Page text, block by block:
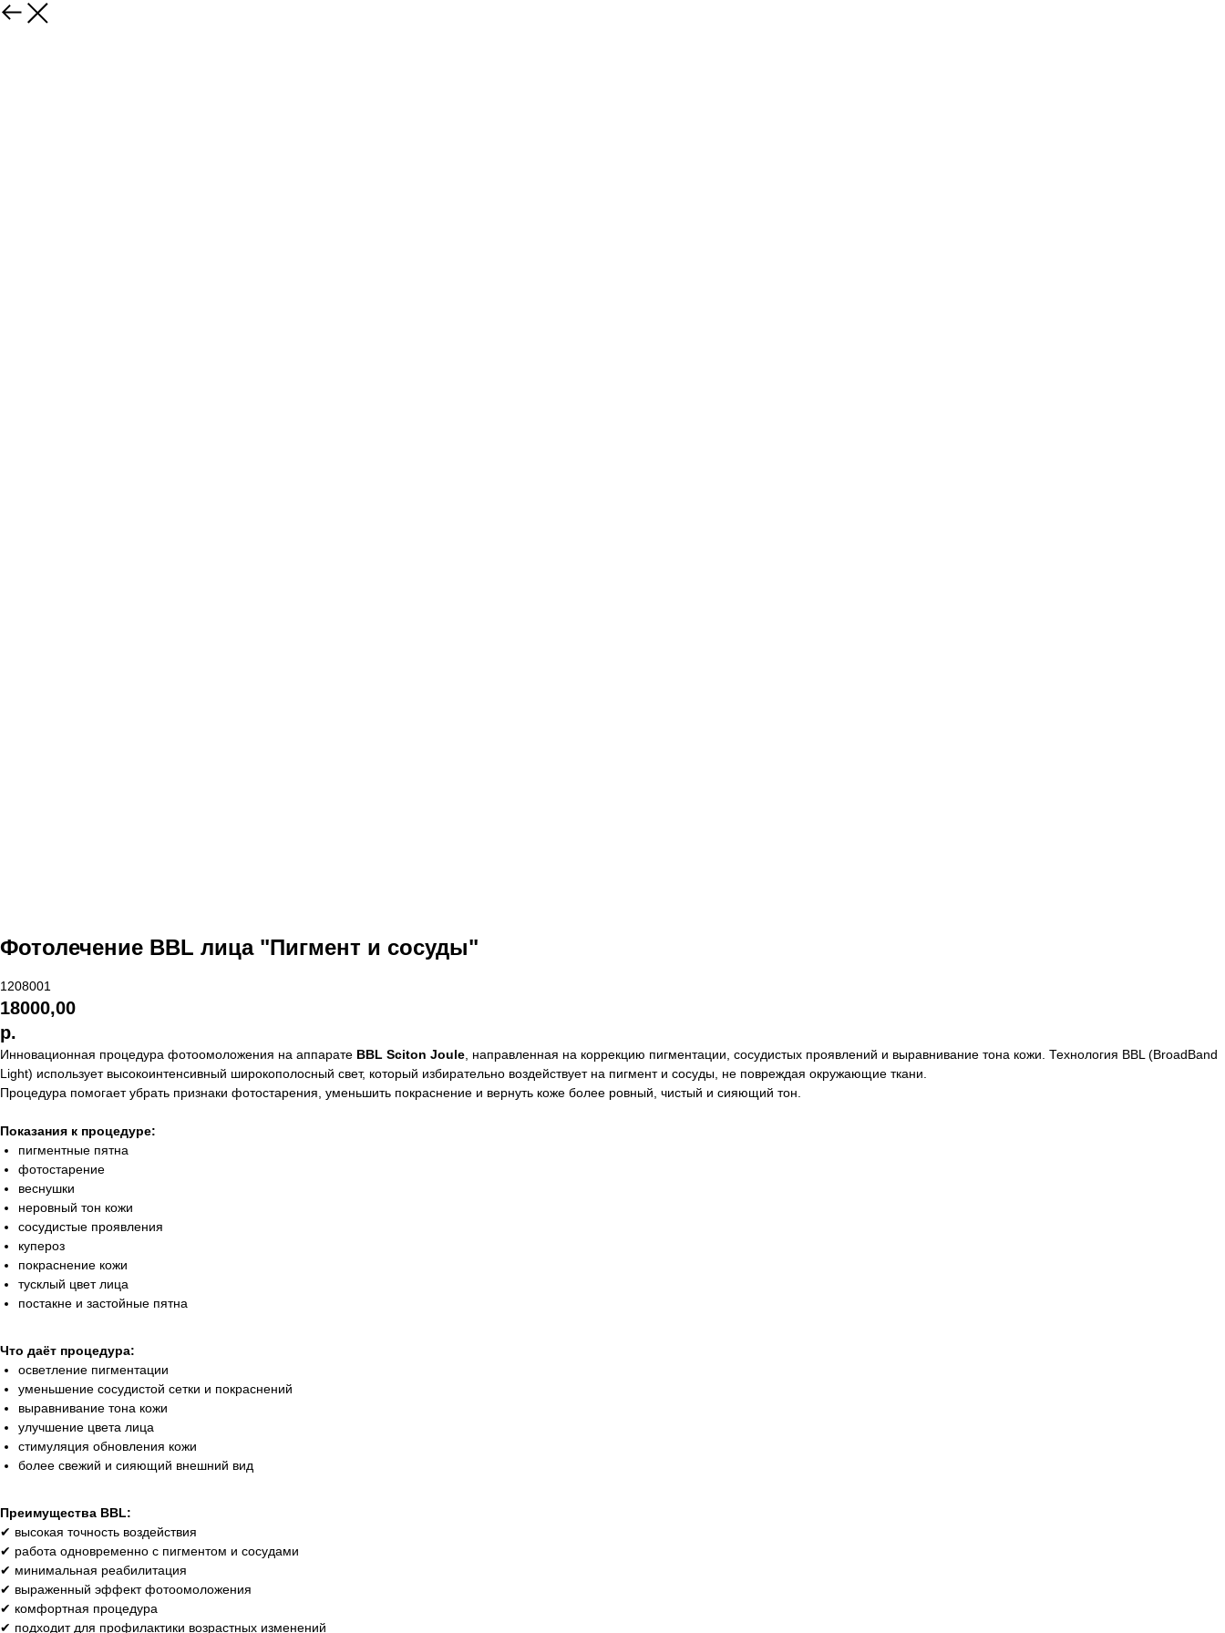
Фотолечение BBL лица "Пигмент и сосуды"
1208001
18000,00
р.
Инновационная процедура фотоомоложения на аппарате BBL Sciton Joule , направленная на коррекцию пигментации, сосудистых проявлений и выравнивание тона кожи. Технология BBL (BroadBand
Light) использует высокоинтенсивный широкополосный свет, который избирательно воздействует на пигмент и сосуды, не повреждая окружающие ткани.
Процедура помогает убрать признаки фотостарения, уменьшить покраснение и вернуть коже более ровный, чистый и сияющий тон.
Показания к процедуре:
пигментные пятна
фотостарение
веснушки
неровный тон кожи
сосудистые проявления
купероз
покраснение кожи
тусклый цвет лица
постакне и застойные пятна
Что даёт процедура:
осветление пигментации
уменьшение сосудистой сетки и покраснений
выравнивание тона кожи
улучшение цвета лица
стимуляция обновления кожи
более свежий и сияющий внешний вид
Преимущества BBL:
✔ высокая точность воздействия
✔ работа одновременно с пигментом и сосудами
✔ минимальная реабилитация
✔ выраженный эффект фотоомоложения
✔ комфортная процедура
✔ подходит для профилактики возрастных изменений